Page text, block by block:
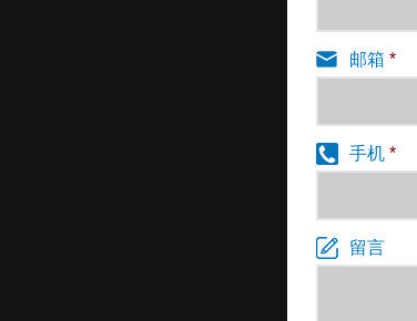
邮箱 *
手机 *
留言